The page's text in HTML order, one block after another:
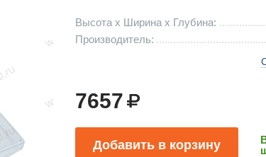
Высота х Ширина х Глубина:
Производитель:
7657
Добавить в корзину